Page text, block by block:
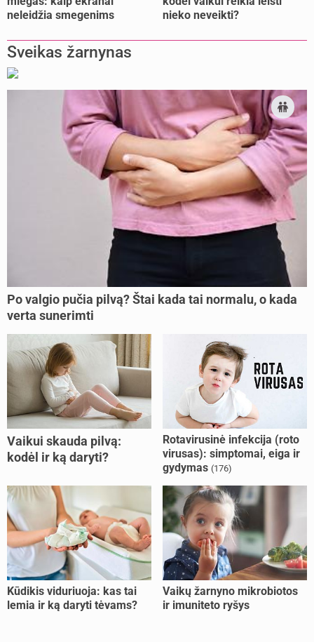
neleidžia smegenims
nieko neveikti?
Sveikas žarnynas
Po valgio pučia pilvą? Štai kada tai normalu, o kada
verta sunerimti
Vaikui skauda pilvą:
kodėl ir ką daryti?
Rotavirusinė infekcija (roto
virusas): simptomai, eiga ir
gydymas (176)
Kūdikis viduriuoja: kas tai
lemia ir ką daryti tėvams?
Vaikų žarnyno mikrobiotos
ir imuniteto ryšys